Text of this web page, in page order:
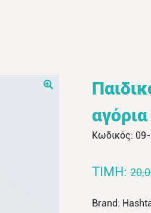
Κωδικός:
TIMH:
Brand: